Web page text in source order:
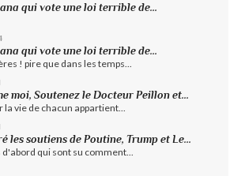
qui vote une loi terrible de...
qui vote une loi terrible de...
! pire que dans les temps...
moi, Soutenez le Docteur Peillon et...
vie de chacun appartient...
les soutiens de Poutine, Trump et Le...
qui sont su comment...